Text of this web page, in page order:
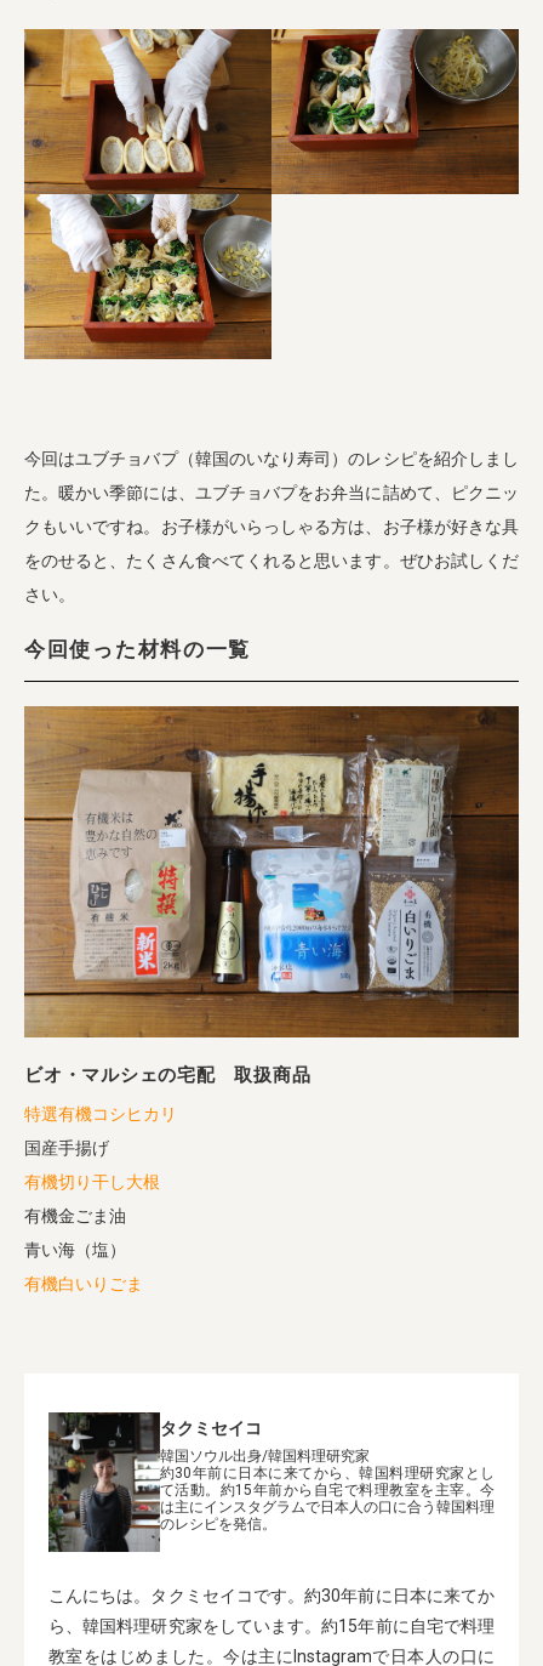
今回はユブチョバプ（韓国のいなり寿司）のレシピを紹介しまし
た。暖かい季節には、ユブチョバプをお弁当に詰めて、ピクニッ
クもいいですね。お子様がいらっしゃる方は、お子様が好きな具
をのせると、たくさん食べてくれると思います。ぜひお試しくだ
さい。
今回使った材料の一覧
ビオ・マルシェの宅配 取扱商品
特選有機コシヒカリ
国産手揚げ
有機切り干し大根
有機金ごま油
青い海（塩）
有機白いりごま
タクミセイコ
韓国ソウル出身/韓国料理研究家
約30年前に日本に来てから、韓国料理研究家とし
て活動。約15年前から自宅で料理教室を主宰。今
は主にインスタグラムで日本人の口に合う韓国料理
のレシピを発信。
こんにちは。タクミセイコです。約30年前に日本に来てか
ら、韓国料理研究家をしています。約15年前に自宅で料理
教室をはじめました。今は主にInstagramで日本人の口に